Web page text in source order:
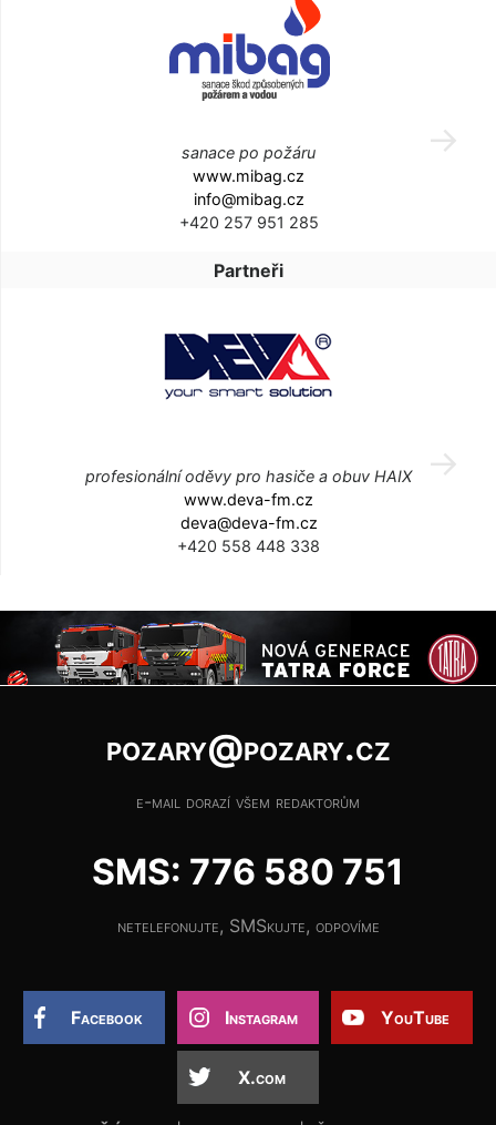
sanace po požáru
www.mibag.cz
info@mibag.cz
+420 257 951 285
Partneři
profesionální oděvy pro hasiče a obuv HAIX
www.deva-fm.cz
deva@deva-fm.cz
+420 558 448 338
pozary@pozary.cz
e-mail dorazí všem redaktorům
SMS: 776 580 751
netelefonujte, SMSkujte, odpovíme
Facebook Instagram YouTube
X.com